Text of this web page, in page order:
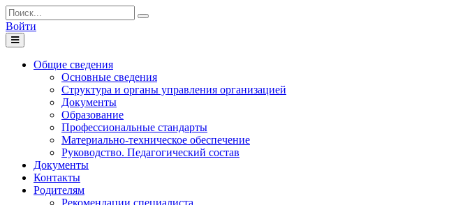
Войти
Toggle
navigation
Общие сведения
Основные сведения
Структура и органы управления организацией
Документы
Образование
Профессиональные стандарты
Материально-техническое обеспечение
Руководство. Педагогический состав
Документы
Контакты
Родителям
Рекомендации специалиста